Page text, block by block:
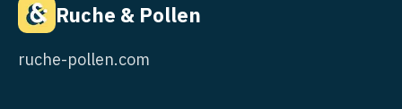
Ruche & Pollen
ruche-pollen.com